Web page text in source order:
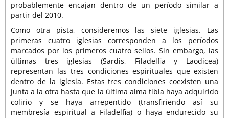
probablemente encajan dentro de un período similar a
partir del 2010.
Como otra pista, consideremos las siete iglesias. Las
primeras cuatro iglesias corresponden a los períodos
marcados por los primeros cuatro sellos. Sin embargo, las
últimas tres iglesias (Sardis, Filadelfia y Laodicea)
representan las tres condiciones espirituales que existen
dentro de la iglesia. Estas tres condiciones coexisten una
junta a la otra hasta que la última alma tibia haya adquirido
colirio y se haya arrepentido (transfiriendo así su
membresía espiritual a Filadelfia) o haya endurecido su